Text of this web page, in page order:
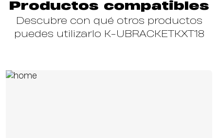
Productos compatibles
Descubre con qué otros productos
puedes utilizarlo K-UBRACKETKXT18